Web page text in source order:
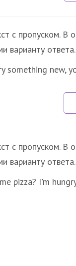
с пропуском. В
варианту ответа.
something new,
с пропуском. В
варианту ответа.
pizza? I'm